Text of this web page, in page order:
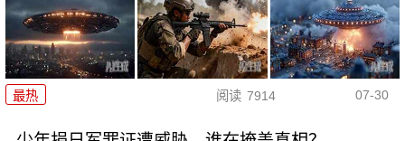
最热 阅读 7914 07-30